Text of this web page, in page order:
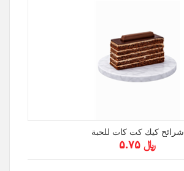
شرائح كيك كت كات للحبة
﷼ ۵.۷۵